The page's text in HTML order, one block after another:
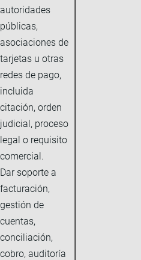
autoridades
públicas,
asociaciones de
tarjetas u otras
redes de pago,
incluida
citación, orden
judicial, proceso
legal o requisito
comercial.
Dar soporte a
facturación,
gestión de
cuentas,
conciliación,
cobro, auditoría